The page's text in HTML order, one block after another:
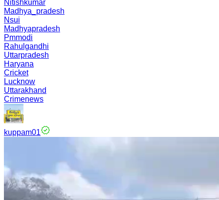
Nitishkumar
Madhya_pradesh
Nsui
Madhyapradesh
Pmmodi
Rahulgandhi
Uttarpradesh
Haryana
Cricket
Lucknow
Uttarakhand
Crimenews
kuppam01